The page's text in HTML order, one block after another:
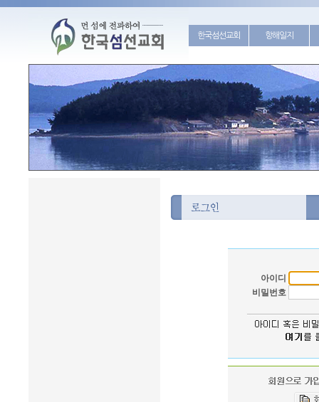
한국섬선교회 항해일지
아이디
비밀번호